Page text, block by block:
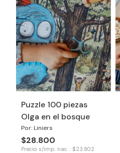
Puzzle 100 piezas
Olga en el bosque
Por: Liniers
$28.800
Precio s/imp. nac. : $23.802